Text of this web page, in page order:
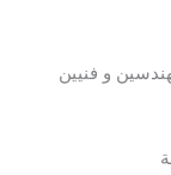
و فنيين